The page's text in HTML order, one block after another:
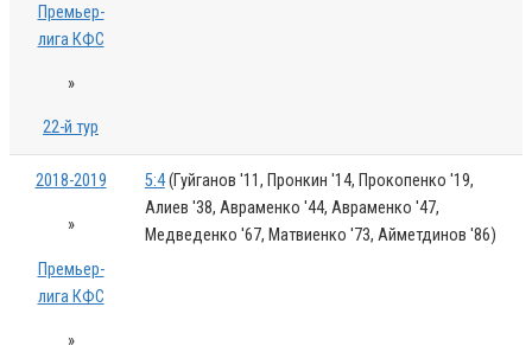
Премьер-
лига КФС
»
22-й тур
2018-2019
»
Премьер-
лига КФС
»
5:4(Гуйганов '11, Пронкин '14, Прокопенко '19,
Алиев '38, Авраменко '44, Авраменко '47,
Медведенко '67, Матвиенко '73, Айметдинов '86)